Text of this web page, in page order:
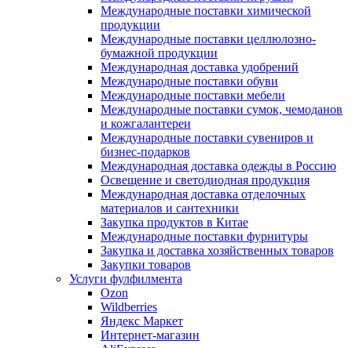
Международные поставки химической
продукции
Международные поставки целлюлозно-
бумажной продукции
Международная доставка удобрений
Международные поставки обуви
Международные поставки мебели
Международные поставки сумок, чемоданов
и кожгалантереи
Международные поставки сувениров и
бизнес-подарков
Международная доставка одежды в Россию
Освещение и светодиодная продукция
Международная доставка отделочных
материалов и сантехники
Закупка продуктов в Китае
Международные поставки фурнитуры
Закупка и доставка хозяйственных товаров
Закупки товаров
Услуги фулфилмента
Ozon
Wildberries
Яндекс Маркет
Интернет-магазин